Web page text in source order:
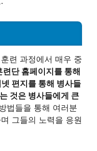
련 과정에서 매우 중
단 홈페이지를 통해
편지를 통해 병사들
것은 병사들에게 큰
법들을 통해 여러분
그들의 노력을 응원